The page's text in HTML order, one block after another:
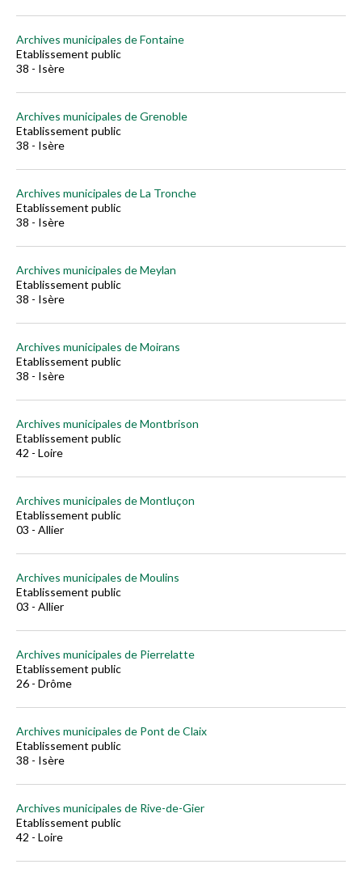
Archives municipales de Fontaine
Etablissement public
38 - Isère
Archives municipales de Grenoble
Etablissement public
38 - Isère
Archives municipales de La Tronche
Etablissement public
38 - Isère
Archives municipales de Meylan
Etablissement public
38 - Isère
Archives municipales de Moirans
Etablissement public
38 - Isère
Archives municipales de Montbrison
Etablissement public
42 - Loire
Archives municipales de Montluçon
Etablissement public
03 - Allier
Archives municipales de Moulins
Etablissement public
03 - Allier
Archives municipales de Pierrelatte
Etablissement public
26 - Drôme
Archives municipales de Pont de Claix
Etablissement public
38 - Isère
Archives municipales de Rive-de-Gier
Etablissement public
42 - Loire